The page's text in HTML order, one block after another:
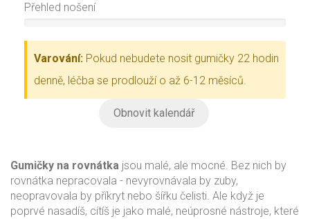
Přehled nošení
Varování: Pokud nebudete nosit gumičky 22 hodin
denně, léčba se prodlouží o až 6-12 měsíců.
Obnovit kalendář
Gumičky na rovnátka jsou malé, ale mocné. Bez nich by
rovnátka nepracovala - nevyrovnávala by zuby,
neopravovala by příkryt nebo šířku čelisti. Ale když je
poprvé nasadíš, cítíš je jako malé, neúprosné nástroje, které